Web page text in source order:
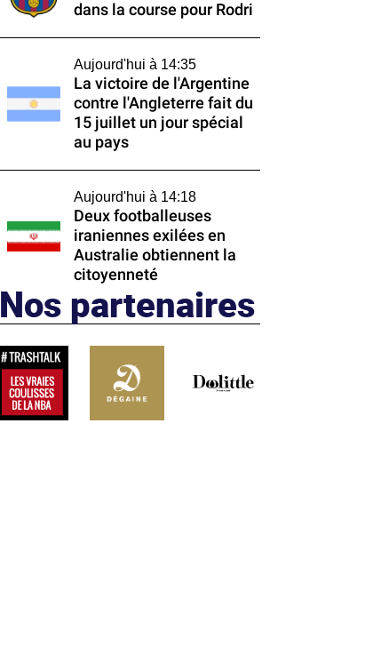
dans la course pour Rodri
Aujourd'hui à 14:35
La victoire de l'Argentine
contre l'Angleterre fait du
15 juillet un jour spécial
au pays
Aujourd'hui à 14:18
Deux footballeuses
iraniennes exilées en
Australie obtiennent la
citoyenneté
Nos partenaires